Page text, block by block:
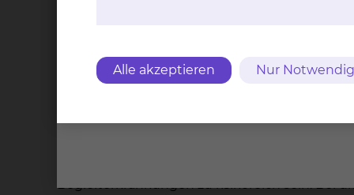
Die minimal-invasive, klappenerhaltende
Begleiterkrankungen zu risikoreich sein. Bei
Alle akzeptieren Nur